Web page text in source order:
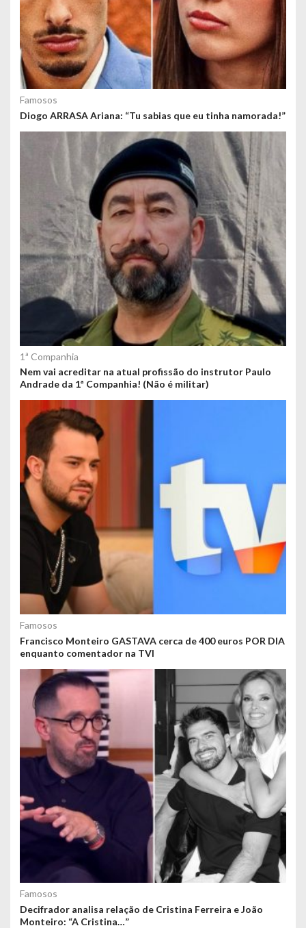
Famosos
Diogo ARRASA Ariana: “Tu sabias que eu tinha namorada!”
1ª Companhia
Nem vai acreditar na atual profissão do instrutor Paulo
Andrade da 1ª Companhia! (Não é militar)
Famosos
Francisco Monteiro GASTAVA cerca de 400 euros POR DIA
enquanto comentador na TVI
Famosos
Decifrador analisa relação de Cristina Ferreira e João
Monteiro: “A Cristina…”